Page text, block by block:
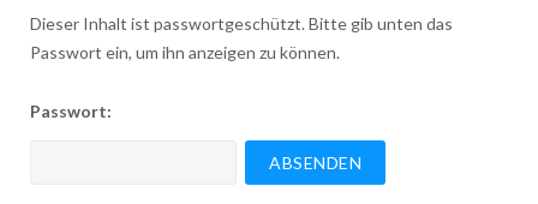
Dieser Inhalt ist passwortgeschützt. Bitte gib unten das
Passwort ein, um ihn anzeigen zu können.
Passwort: